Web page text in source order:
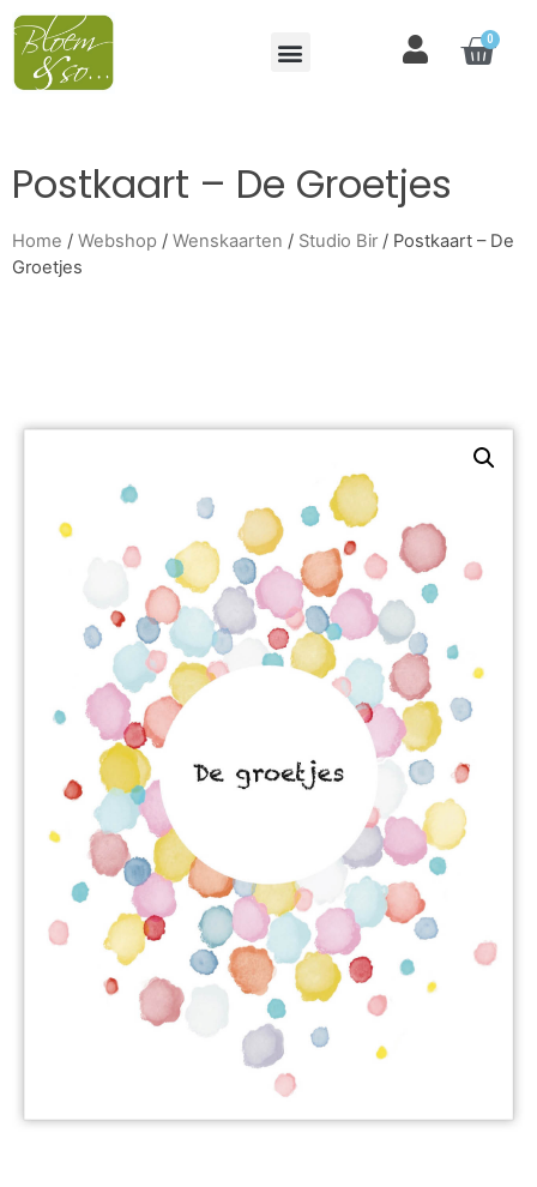
0
Postkaart – De Groetjes
Home / Webshop / Wenskaarten / Studio Bir / Postkaart – De
Groetjes